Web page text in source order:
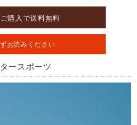
購入で送料無料
お読みください
ースポーツ